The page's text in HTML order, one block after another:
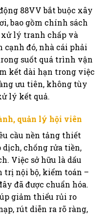
88VV bắt buộc xây
bao gồm chính sách
lý tranh chấp và
cạnh đó, nhà cái phải
suốt quá trình vận
kết dài hạn trong việc
ưu tiên, không tùy
lý kết quả.
quản lý hội viên
cầu nền tảng thiết
chống rửa tiền,
Việc sở hữu là dấu
trị nội bộ, kiểm toán –
đã được chuẩn hóa.
giảm thiểu rủi ro
rút diễn ra rõ ràng,